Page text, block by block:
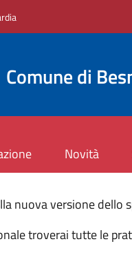
Comune di
Novità
nuova versione dello
troverai tutte le